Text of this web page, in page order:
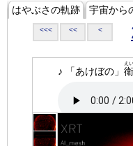
はやぶさの軌跡 宇宙から
<<< << <
♪ 「あけぼの」
え